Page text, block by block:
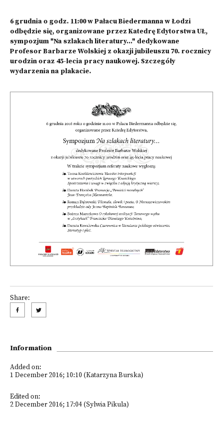
6 grudnia o godz. 11:00 w Pałacu Biedermanna w Łodzi
odbędzie się, organizowane przez Katedrę Edytorstwa UŁ,
sympozjum "Na szlakach literatury..." dedykowane
Profesor Barbarze Wolskiej z okazji jubileuszu 70. rocznicy
urodzin oraz 45-lecia pracy naukowej. Szczegóły
wydarzenia na plakacie.
Share:
Information
Added on:
1 December 2016; 10:10 (Katarzyna Burska)
Edited on:
2 December 2016; 17:04 (Sylwia Pikula)